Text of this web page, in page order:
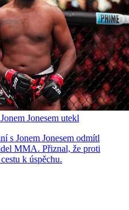
Jonesem utekl
s Jonem Jonesem odmítl
MMA. Přiznal, že proti
k úspěchu.